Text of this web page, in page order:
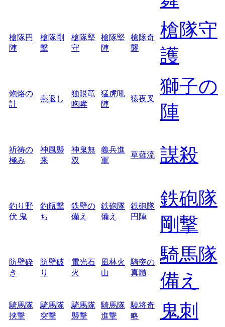
槍隊円
陣
槍隊剛
撃
槍隊堅
守
槍隊堅
陣
槍隊奇
襲
槍隊守
護
炮烙の
計
燕返し
独眼竜
咆哮
猛虎吼
陣
猿夜叉
獅子の
陣
祈祷の
極み
神風襲
来
神鬼無
双
義兵進
軍
草薙流 謀殺
釣り野
伏 鬼
釣瓶撃
ち
鉄壁の
備え
鉄砲隊
備え
鉄砲隊
円陣
鉄砲隊
剛撃
防壁砕
き
防壁破
り
電光石
火
風林火
山
騎突の
真髄
騎馬隊
備え
騎馬隊
挟撃
騎馬隊
突撃
騎馬隊
襲撃
騎馬隊
進撃
驍将奇
略
鬼刺